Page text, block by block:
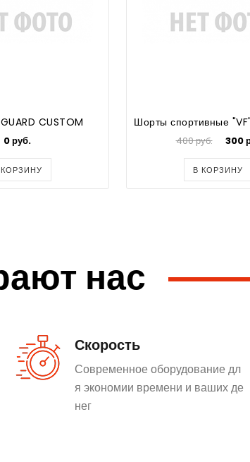
CUSTOM
0 руб. 400 руб. 300
В КОРЗИНУ
нас
Скорость
Современное оборудование дл
я экономии времени и ваших де
нег